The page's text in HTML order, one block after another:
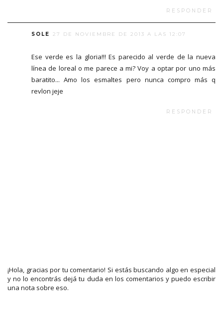
RESPONDER
SOLE 27 DE NOVIEMBRE DE 2013 A LAS 12:07
Ese verde es la gloria!!! Es parecido al verde de la nueva
línea de loreal o me parece a mi? Voy a optar por uno más
baratito... Amo los esmaltes pero nunca compro más q
revlon jeje
RESPONDER
¡Hola, gracias por tu comentario! Si estás buscando algo en especial
y no lo encontrás dejá tu duda en los comentarios y puedo escribir
una nota sobre eso.